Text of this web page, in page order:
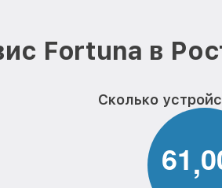
Fortuna в
Сколько
61,0